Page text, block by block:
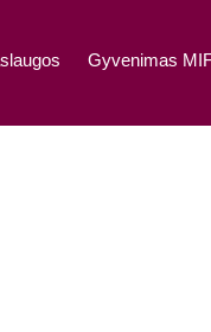
Gyvenimas